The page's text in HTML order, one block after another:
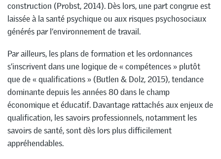
construction (Probst, 2014). Dès lors, une part congrue est
laissée à la santé psychique ou aux risques psychosociaux
générés par l’environnement de travail.
Par ailleurs, les plans de formation et les ordonnances
s’inscrivent dans une logique de « compétences » plutôt
que de « qualifications » (Butlen & Dolz, 2015), tendance
dominante depuis les années 80 dans le champ
économique et éducatif. Davantage rattachés aux enjeux de
qualification, les savoirs professionnels, notamment les
savoirs de santé, sont dès lors plus difficilement
appréhendables.